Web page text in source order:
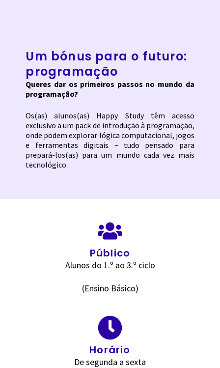
Um bónus para o futuro:
programação
Queres dar os primeiros passos no mundo da
programação?
Os(as) alunos(as) Happy Study têm acesso
exclusivo a um pack de introdução à programação,
onde podem explorar lógica computacional, jogos
e ferramentas digitais – tudo pensado para
prepará-los(as) para um mundo cada vez mais
tecnológico.
Público
Alunos do 1.º ao 3.º ciclo
(Ensino Básico)
Horário
De segunda a sexta